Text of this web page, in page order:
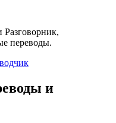
Разговорник,
переводы.
и